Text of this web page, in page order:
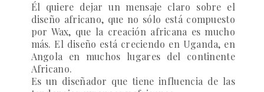
Él quiere dejar un mensaje claro sobre el
diseño africano, que no sólo está compuesto
por Wax, que la creación africana es mucho
más. El diseño está creciendo en Uganda, en
Angola en muchos lugares del continente
Africano.
Es un diseñador que tiene influencia de las